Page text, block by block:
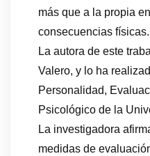
más que a la propia
consecuencias físicas.
La autora de este
Valero, y lo ha
Personalidad,
Psicológico de la
La investigadora
medidas de